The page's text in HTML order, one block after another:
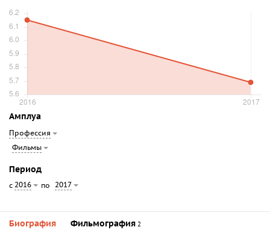
Амплуа
Профессия
Фильмы
Период
с 2016 по 2017
Биография Фильмография 2